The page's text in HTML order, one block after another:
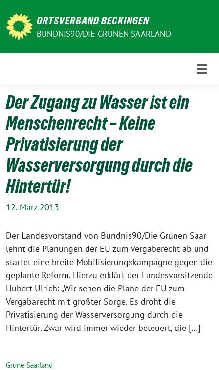
zum
Inhalt
ORTSVERBAND BECKINGEN
BÜNDNIS90/DIE GRÜNEN SAARLAND
Der Zugang zu Wasser ist ein
Menschenrecht – Keine
Privatisierung der
Wasserversorgung durch die
Hintertür!
12. März 2013
Der Landesvorstand von Bündnis90/Die Grünen Saar
lehnt die Planungen der EU zum Vergaberecht ab und
startet eine breite Mobilisierungskampagne gegen die
geplante Reform. Hierzu erklärt der Landesvorsitzende
Hubert Ulrich: „Wir sehen die Pläne der EU zum
Vergabarecht mit größter Sorge. Es droht die
Privatisierung der Wasserversorgung durch die
Hintertür. Zwar wird immer wieder beteuert, die […]
Grüne Saarland